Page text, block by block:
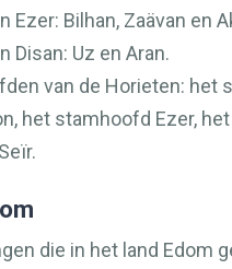
Ezer: Bilhan, Zaävan en
Disan: Uz en Aran.
van de Horieten: het
het stamhoofd Ezer,
die in het land Edom